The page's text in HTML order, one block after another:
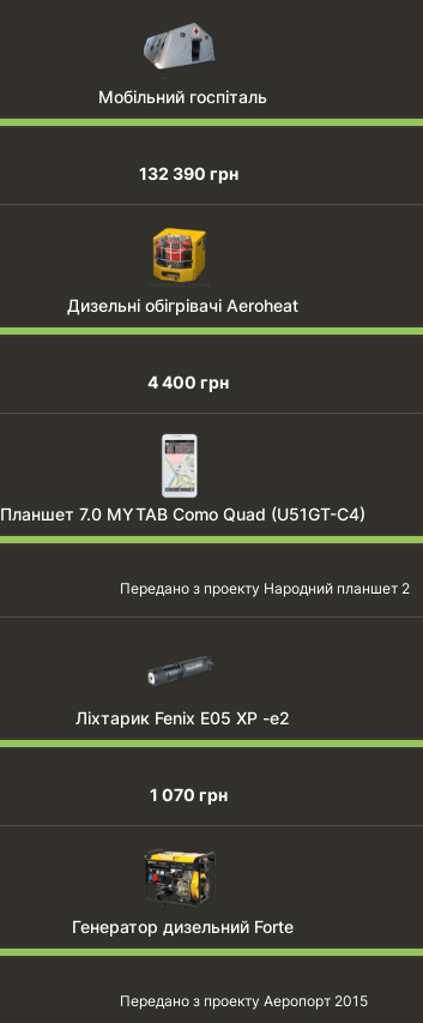
Мобільний госпіталь
132 390 грн
Дизельні обігрівачі Aeroheat
4 400 грн
Планшет 7.0 MYTAB Como Quad (U51GT-C4)
Передано з проекту Народний планшет 2
Ліхтарик Fenix E05 XP -e2
1 070 грн
Генератор дизельний Forte
Передано з проекту Аеропорт 2015